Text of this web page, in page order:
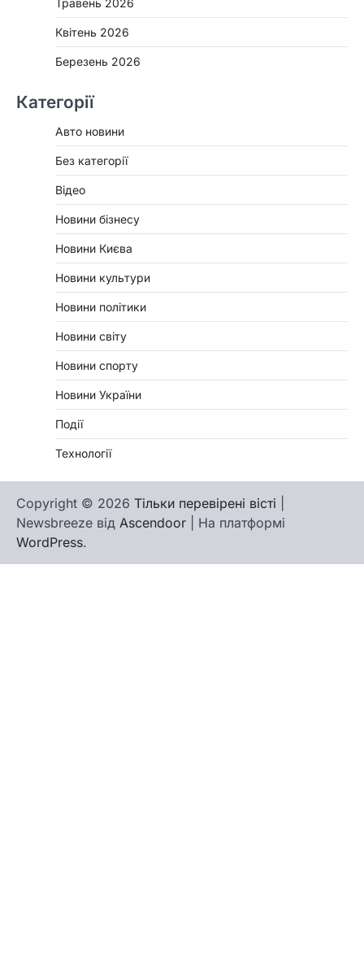
Травень 2026
Квітень 2026
Березень 2026
Категорії
Авто новини
Без категорії
Відео
Новини бізнесу
Новини Києва
Новини культури
Новини політики
Новини світу
Новини спорту
Новини України
Події
Технології
Copyright © 2026 Тільки перевірені вісті
Newsbreeze від Ascendoor | На платформі
WordPress.